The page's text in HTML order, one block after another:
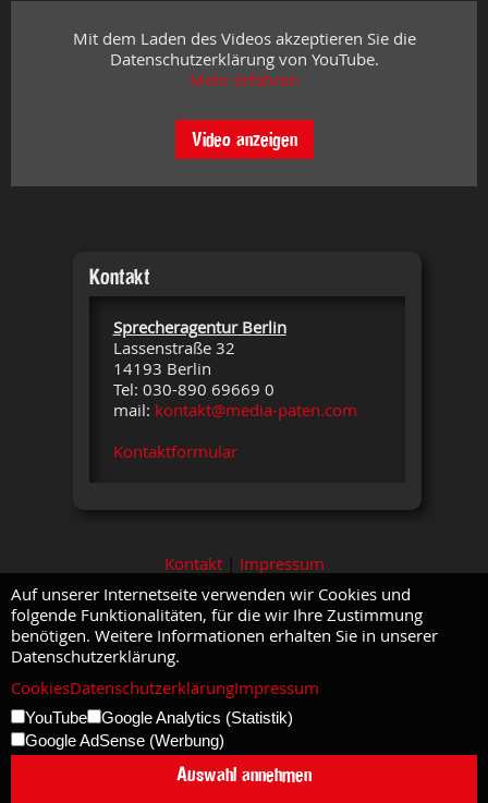
Mit dem Laden des Videos akzeptieren Sie die
Datenschutzerklärung von YouTube.
Mehr erfahren
Video anzeigen
Kontakt
Sprecheragentur Berlin
Lassenstraße 32
14193 Berlin
Tel: 030-890 69669 0
mail: kontakt@media-paten.com
Kontaktformular
Kontakt| Impressum
Auf unserer Internetseite verwenden wir Cookies und
folgende Funktionalitäten, für die wir Ihre Zustimmung
benötigen. Weitere Informationen erhalten Sie in unserer
Datenschutzerklärung.
CookiesDatenschutzerklärungImpressum
YouTube
Google Analytics (Statistik)
Google AdSense (Werbung)
Auswahl annehmen